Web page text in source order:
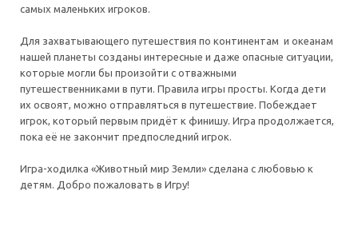
самых маленьких игроков.
Для захватывающего путешествия по континентам и океанам
нашей планеты созданы интересные и даже опасные ситуации,
которые могли бы произойти с отважными
путешественниками в пути. Правила игры просты. Когда дети
их освоят, можно отправляться в путешествие. Побеждает
игрок, который первым придёт к финишу. Игра продолжается,
пока её не закончит предпоследний игрок.
Игра-ходилка «Животный мир Земли» сделана с любовью к
детям. Добро пожаловать в Игру!